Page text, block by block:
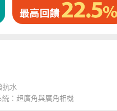
抗水
：超廣角與廣角相機